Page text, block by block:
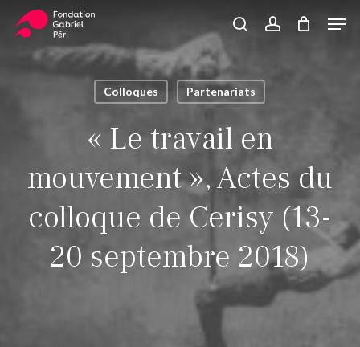
searchaccount
Panier Close
Colloques Partenariats
« Le travail en
mouvement », Actes du
colloque de Cerisy (13-
20 septembre 2018)